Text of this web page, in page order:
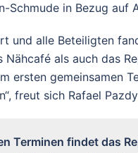
Schmude in Bezug auf
und alle Beteiligten
als auch das
ersten gemeinsamen
freut sich Rafael
Terminen findet das